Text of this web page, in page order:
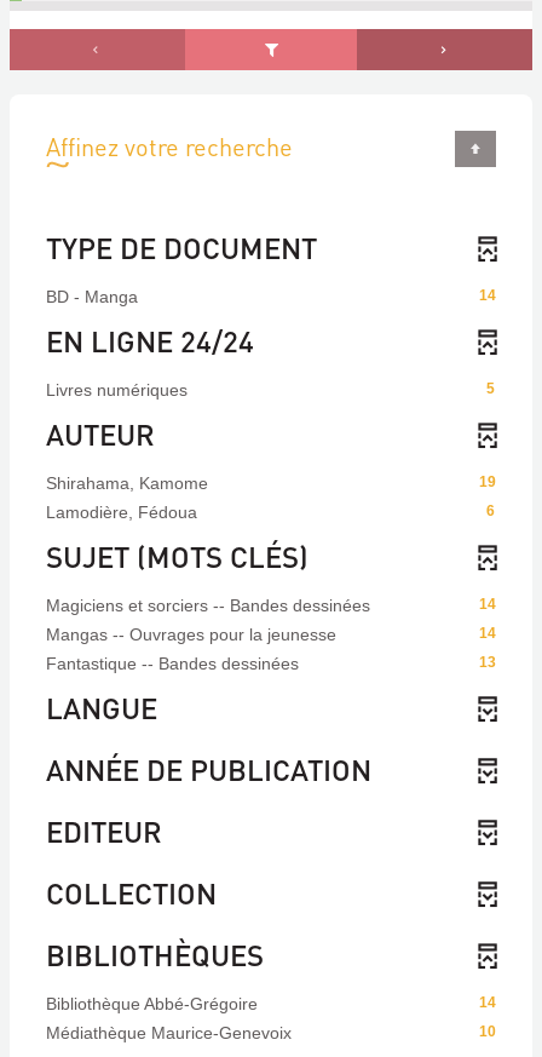
Affinez votre recherche
TYPE DE DOCUMENT
14
BD - Manga
EN LIGNE 24/24
5
Livres numériques
AUTEUR
19
Shirahama, Kamome
6
Lamodière, Fédoua
SUJET (MOTS CLÉS)
14
Magiciens et sorciers -- Bandes dessinées
14
Mangas -- Ouvrages pour la jeunesse
13
Fantastique -- Bandes dessinées
LANGUE
ANNÉE DE PUBLICATION
EDITEUR
COLLECTION
BIBLIOTHÈQUES
14
Bibliothèque Abbé-Grégoire
10
Médiathèque Maurice-Genevoix